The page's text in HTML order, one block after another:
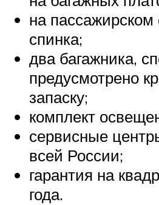
на пассажирском
спинка;
два багажника,
предусмотрено
запаску;
комплект
сервисные
всей России;
гарантия на
года.